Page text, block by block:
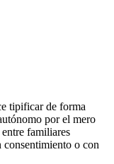
tipificar de forma
por el mero
familiares
consentimiento o con